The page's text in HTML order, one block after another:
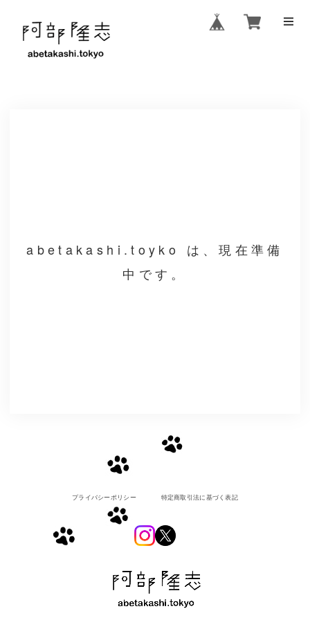
abetakashi.toyko は、現在準備
中です。
プライバシーポリシー 特定商取引法に基づく表記